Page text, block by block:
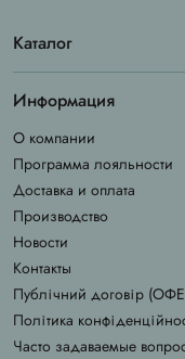
Каталог
Информация
О компании
Программа лояльности
Доставка и оплата
Производство
Новости
Контакты
Публічний договір
Політика
Часто задаваемые